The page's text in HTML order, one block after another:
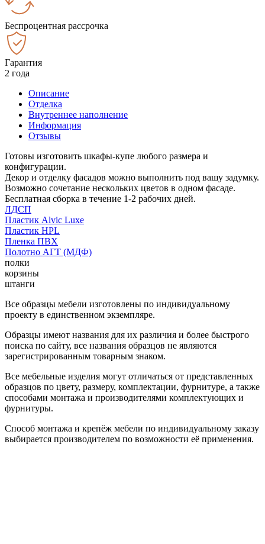
Беспроцентная рассрочка
Гарантия
2 года
Описание
Отделка
Внутреннее наполнение
Информация
Отзывы
Готовы изготовить шкафы-купе любого размера и
конфигурации.
Декор и отделку фасадов можно выполнить под вашу задумку.
Возможно сочетание нескольких цветов в одном фасаде.
Бесплатная сборка в течение 1-2 рабочих дней.
ЛДСП
Пластик Alvic Luxe
Пластик HPL
Пленка ПВХ
Полотно АГТ (МДФ)
полки
корзины
штанги
Все образцы мебели изготовлены по индивидуальному
проекту в единственном экземпляре.
Образцы имеют названия для их различия и более быстрого
поиска по сайту, все названия образцов не являются
зарегистрированным товарным знаком.
Все мебельные изделия могут отличаться от представленных
образцов по цвету, размеру, комплектации, фурнитуре, а также
способами монтажа и производителями комплектующих и
фурнитуры.
Способ монтажа и крепёж мебели по индивидуальному заказу
выбирается производителем по возможности её применения.